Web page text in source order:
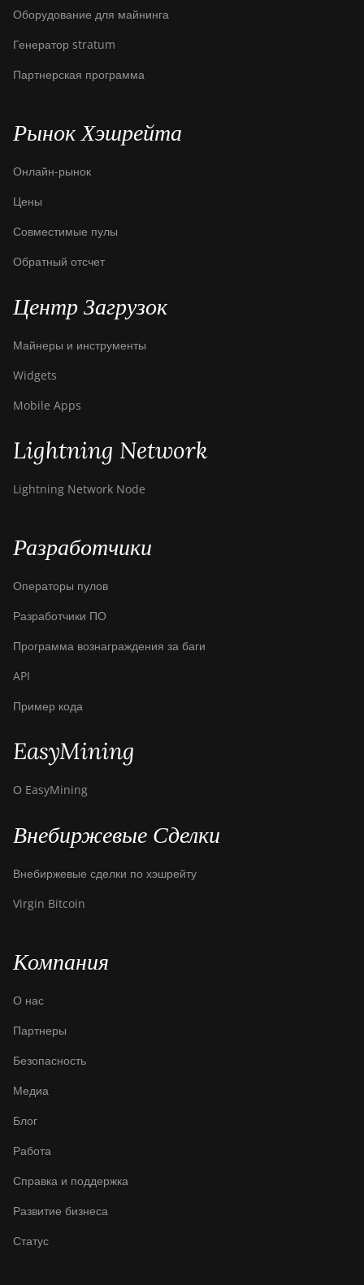
Оборудование для майнинга
Генератор stratum
Партнерская программа
Рынок Хэшрейта
Онлайн-рынок
Цены
Совместимые пулы
Обратный отсчет
Центр Загрузок
Майнеры и инструменты
Widgets
Mobile Apps
Lightning Network
Lightning Network Node
Разработчики
Операторы пулов
Разработчики ПО
Программа вознаграждения за баги
API
Пример кода
EasyMining
О EasyMining
Внебиржевые Сделки
Внебиржевые сделки по хэшрейту
Virgin Bitcoin
Компания
О нас
Партнеры
Безопасность
Медиа
Блог
Работа
Справка и поддержка
Развитие бизнеса
Статус